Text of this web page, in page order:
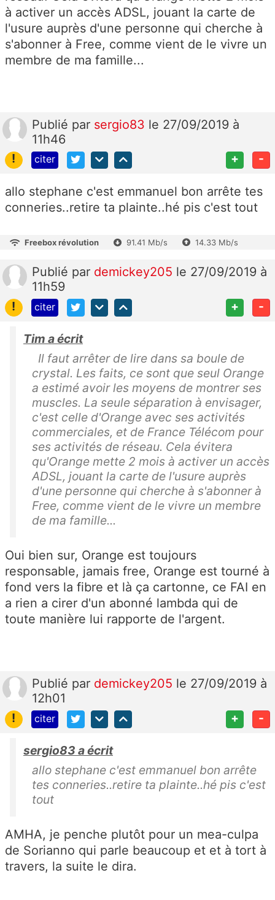
à activer un accès ADSL, jouant la carte de
l'usure auprès d'une personne qui cherche à
s'abonner à Free, comme vient de le vivre un
membre de ma famille...
Publié par sergio83 le 27/09/2019 à
11h46
!
citer + -
allo stephane c'est emmanuel bon arrête tes
conneries..retire ta plainte..hé pis c'est tout
Freebox révolution 91.41 Mb/s 14.33 Mb/s
Publié par demickey205 le 27/09/2019 à
11h59
!
citer + -
Tim a écrit
Il faut arrêter de lire dans sa boule de
crystal. Les faits, ce sont que seul Orange
a estimé avoir les moyens de montrer ses
muscles. La seule séparation à envisager,
c'est celle d'Orange avec ses activités
commerciales, et de France Télécom pour
ses activités de réseau. Cela évitera
qu'Orange mette 2 mois à activer un accès
ADSL, jouant la carte de l'usure auprès
d'une personne qui cherche à s'abonner à
Free, comme vient de le vivre un membre
de ma famille...
Oui bien sur, Orange est toujours
responsable, jamais free, Orange est tourné à
fond vers la fibre et là ça cartonne, ce FAI en
a rien a cirer d'un abonné lambda qui de
toute manière lui rapporte de l'argent.
Publié par demickey205 le 27/09/2019 à
12h01
!
citer + -
sergio83 a écrit
allo stephane c'est emmanuel bon arrête
tes conneries..retire ta plainte..hé pis c'est
tout
AMHA, je penche plutôt pour un mea-culpa
de Sorianno qui parle beaucoup et et à tort à
travers, la suite le dira.